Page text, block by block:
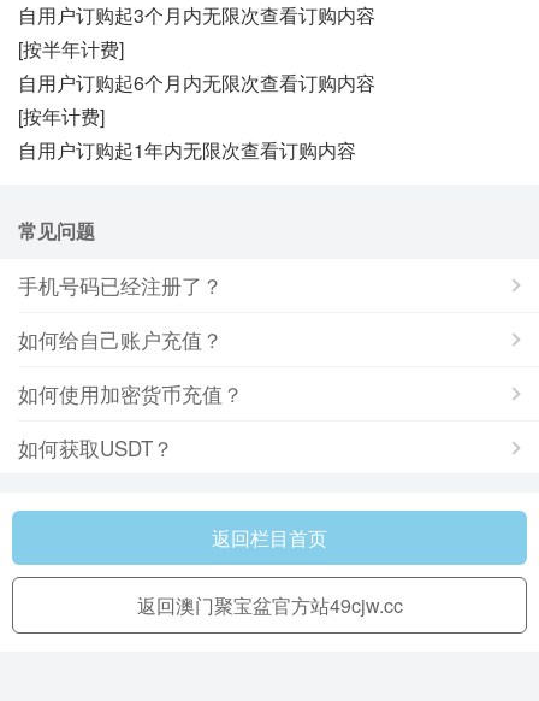
自用户订购起3个月内无限次查看订购内容
[按半年计费]
自用户订购起6个月内无限次查看订购内容
[按年计费]
自用户订购起1年内无限次查看订购内容
常见问题
手机号码已经注册了？
如何给自己账户充值？
如何使用加密货币充值？
如何获取USDT？
返回栏目首页
返回澳门聚宝盆官方站49cjw.cc